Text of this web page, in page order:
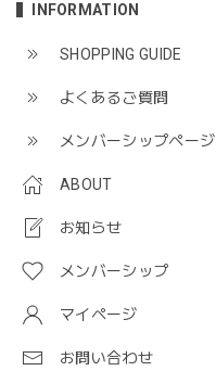
INFORMATION
SHOPPING GUIDE
よくあるご質問
メンバーシップページ
ABOUT
お知らせ
メンバーシップ
マイページ
お問い合わせ